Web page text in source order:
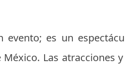
es un
Las atracciones